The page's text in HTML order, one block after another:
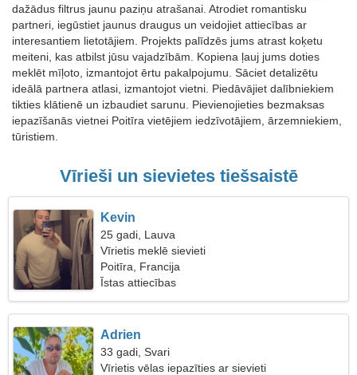
dažādus filtrus jaunu paziņu atrašanai. Atrodiet romantisku
partneri, iegūstiet jaunus draugus un veidojiet attiecības ar
interesantiem lietotājiem. Projekts palīdzēs jums atrast koķetu
meiteni, kas atbilst jūsu vajadzībām. Kopiena ļauj jums doties
meklēt mīļoto, izmantojot ērtu pakalpojumu. Sāciet detalizētu
ideālā partnera atlasi, izmantojot vietni. Piedāvājiet dalībniekiem
tikties klātienē un izbaudiet sarunu. Pievienojieties bezmaksas
iepazīšanās vietnei Poitīra vietējiem iedzīvotājiem, ārzemniekiem,
tūristiem.
Vīrieši un sievietes tiešsaistē
Kevin
25 gadi, Lauva
Vīrietis meklē sievieti
Poitīra, Francija
Īstas attiecības
Adrien
33 gadi, Svari
Vīrietis vēlas iepazīties ar sievieti